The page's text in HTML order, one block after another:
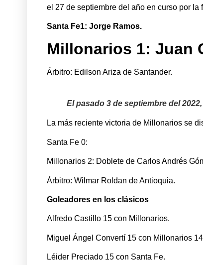
el 27 de septiembre del año en curso por la
Santa Fe1: Jorge Ramos.
Millonarios 1: Juan
Árbitro: Edilson Ariza de Santander.
El pasado 3 de septiembre del
La más reciente victoria de Millonarios se
Santa Fe 0:
Millonarios 2: Doblete de Carlos Andrés
Árbitro: Wilmar Roldan de Antioquia.
Goleadores en los clásicos
Alfredo Castillo 15 con Millonarios.
Miguel Ángel Convertí 15 con Millonarios
Léider Preciado 15 con Santa Fe.